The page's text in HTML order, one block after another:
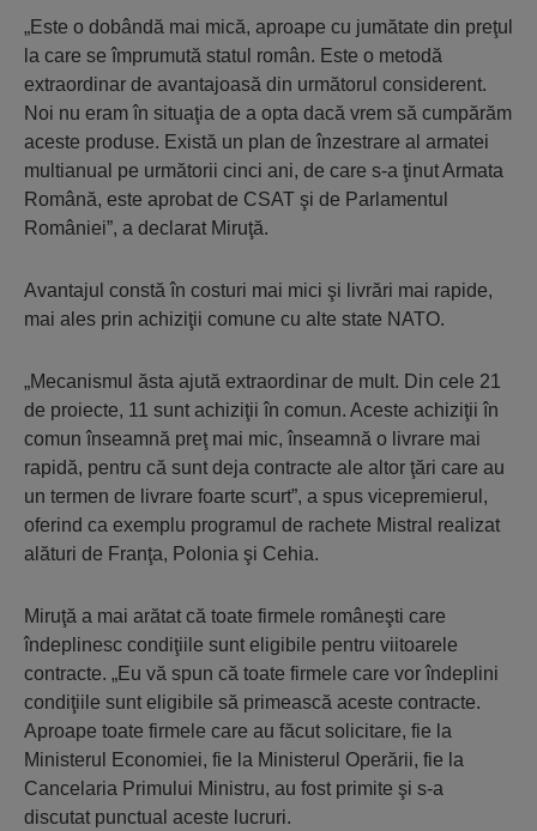
„Este o dobândă mai mică, aproape cu jumătate din preţul
la care se împrumută statul român. Este o metodă
extraordinar de avantajoasă din următorul considerent.
Noi nu eram în situaţia de a opta dacă vrem să cumpărăm
aceste produse. Există un plan de înzestrare al armatei
multianual pe următorii cinci ani, de care s-a ţinut Armata
Română, este aprobat de CSAT şi de Parlamentul
României”, a declarat Miruţă.
Avantajul constă în costuri mai mici şi livrări mai rapide,
mai ales prin achiziţii comune cu alte state NATO.
„Mecanismul ăsta ajută extraordinar de mult. Din cele 21
de proiecte, 11 sunt achiziţii în comun. Aceste achiziţii în
comun înseamnă preţ mai mic, înseamnă o livrare mai
rapidă, pentru că sunt deja contracte ale altor ţări care au
un termen de livrare foarte scurt”, a spus vicepremierul,
oferind ca exemplu programul de rachete Mistral realizat
alături de Franţa, Polonia şi Cehia.
Miruţă a mai arătat că toate firmele româneşti care
îndeplinesc condiţiile sunt eligibile pentru viitoarele
contracte. „Eu vă spun că toate firmele care vor îndeplini
condiţiile sunt eligibile să primească aceste contracte.
Aproape toate firmele care au făcut solicitare, fie la
Ministerul Economiei, fie la Ministerul Operării, fie la
Cancelaria Primului Ministru, au fost primite şi s-a
discutat punctual aceste lucruri.